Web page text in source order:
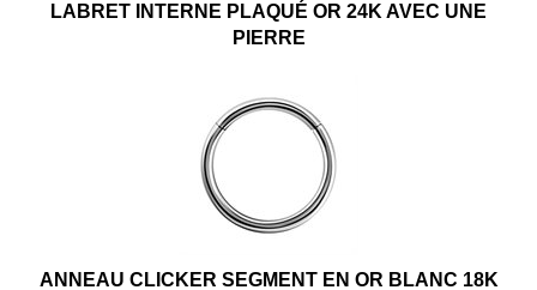
LABRET INTERNE PLAQUÉ OR 24K AVEC UNE
PIERRE
ANNEAU CLICKER SEGMENT EN OR BLANC 18K